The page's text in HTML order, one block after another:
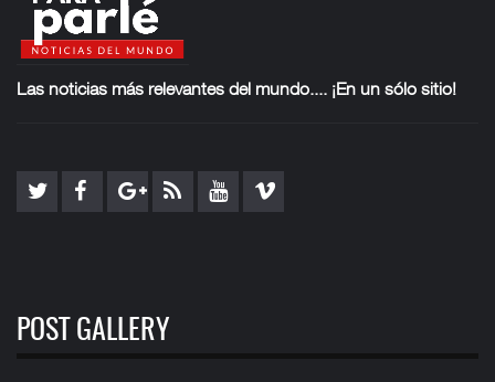
Las noticias más relevantes del mundo.... ¡En un sólo sitio!
POST GALLERY